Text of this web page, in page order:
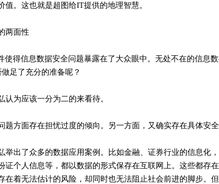
值。这也就是超图给IT提供的地理智慧。
两面性
得信息数据安全问题暴露在了大众眼中。无处不在的信息
足了充分的准备呢？
为应该一分为二的来看待。
方面存在担忧过度的倾向。另一方面，又确实存在具体安全
出了众多的数据应用案例。比如金融、证券行业的信息化
证个人信息等，都以数据的形式保存在互联网上。这些都存
在着无法估计的风险，却同时也无法阻止社会前进的脚步。